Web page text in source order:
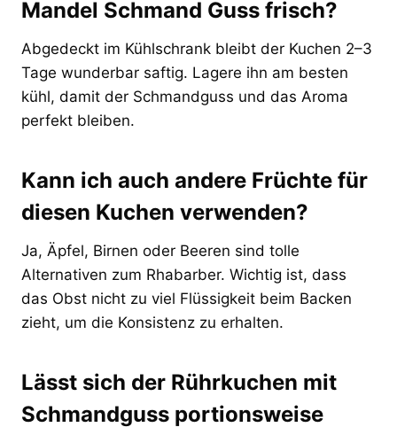
Mandel Schmand Guss frisch?
Abgedeckt im Kühlschrank bleibt der Kuchen 2–3
Tage wunderbar saftig. Lagere ihn am besten
kühl, damit der Schmandguss und das Aroma
perfekt bleiben.
Kann ich auch andere Früchte für
diesen Kuchen verwenden?
Ja, Äpfel, Birnen oder Beeren sind tolle
Alternativen zum Rhabarber. Wichtig ist, dass
das Obst nicht zu viel Flüssigkeit beim Backen
zieht, um die Konsistenz zu erhalten.
Lässt sich der Rührkuchen mit
Schmandguss portionsweise